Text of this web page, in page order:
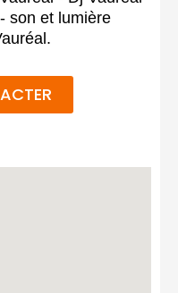
son et lumière